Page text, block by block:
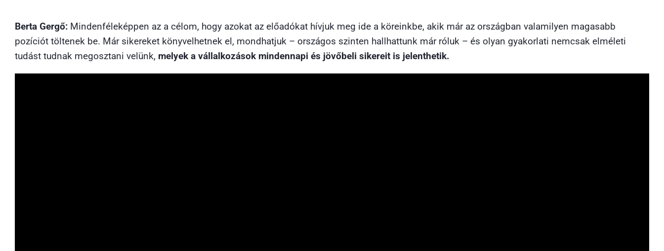
Berta Gergő: Mindenféleképpen az a célom, hogy azokat az előadókat hívjuk meg ide a köreinkbe, akik már az országban valamilyen magasabb
pozíciót töltenek be. Már sikereket könyvelhetnek el, mondhatjuk – országos szinten hallhattunk már róluk – és olyan gyakorlati nemcsak elméleti
tudást tudnak megosztani velünk, melyek a vállalkozások mindennapi és jövőbeli sikereit is jelenthetik.